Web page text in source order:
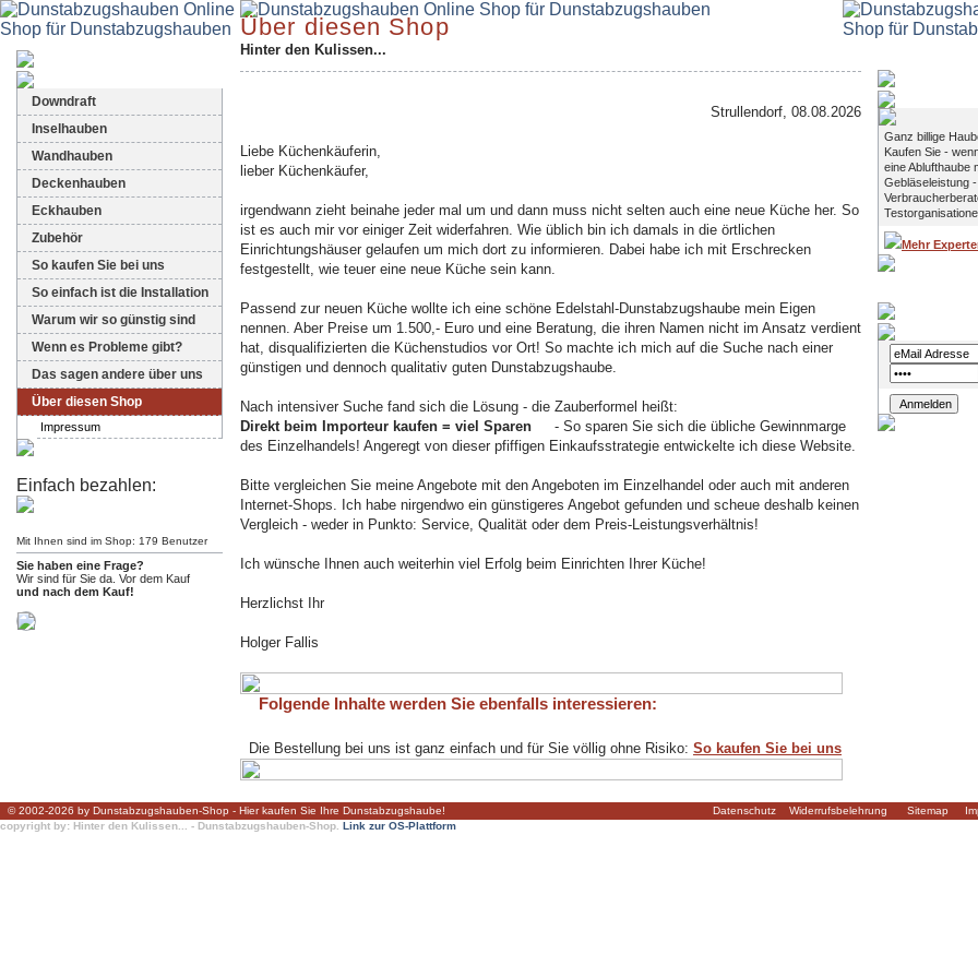
Downdraft
Inselhauben
Wandhauben
Deckenhauben
Eckhauben
Zubehör
So kaufen Sie bei uns
So einfach ist die Installation
Warum wir so günstig sind
Wenn es Probleme gibt?
Das sagen andere über uns
Über diesen Shop
Impressum
Einfach bezahlen:
Mit Ihnen sind im Shop: 179 Benutzer
Sie haben eine Frage?
Wir sind für Sie da. Vor dem Kauf
und nach dem Kauf!
Über diesen Shop
Hinter den Kulissen...
Strullendorf, 08.08.2026
Liebe Küchenkäuferin,
lieber Küchenkäufer,
irgendwann zieht beinahe jeder mal um und dann muss nicht selten auch eine neue Küche her. So
ist es auch mir vor einiger Zeit widerfahren. Wie üblich bin ich damals in die örtlichen
Einrichtungshäuser gelaufen um mich dort zu informieren. Dabei habe ich mit Erschrecken
festgestellt, wie teuer eine neue Küche sein kann.
Passend zur neuen Küche wollte ich eine schöne Edelstahl-Dunstabzugshaube mein Eigen
nennen. Aber Preise um 1.500,- Euro und eine Beratung, die ihren Namen nicht im Ansatz verdient
hat, disqualifizierten die Küchenstudios vor Ort! So machte ich mich auf die Suche nach einer
günstigen und dennoch qualitativ guten Dunstabzugshaube.
Nach intensiver Suche fand sich die Lösung - die Zauberformel heißt:
Direkt beim Importeur kaufen = viel Sparen
- So sparen Sie sich die übliche Gewinnmarge
des Einzelhandels! Angeregt von dieser pfiffigen Einkaufsstrategie entwickelte ich diese Website.
Bitte vergleichen Sie meine Angebote mit den Angeboten im Einzelhandel oder auch mit anderen
Internet-Shops. Ich habe nirgendwo ein günstigeres Angebot gefunden und scheue deshalb keinen
Vergleich - weder in Punkto: Service, Qualität oder dem Preis-Leistungsverhältnis!
Ich wünsche Ihnen auch weiterhin viel Erfolg beim Einrichten Ihrer Küche!
Herzlichst Ihr
Holger Fallis
Folgende Inhalte werden Sie ebenfalls interessieren:
Die Bestellung bei uns ist ganz einfach und für Sie völlig ohne Risiko: So kaufen Sie bei uns
Ganz billige
Kaufen Sie -
eine Ablufthaube
Gebläseleistung
Mehr
© 2002-2026 by Dunstabzugshauben-Shop - Hier kaufen Sie Ihre Dunstabzugshaube! Datenschutz Widerrufsbelehrung Sitemap
copyright by: Hinter den Kulissen... - Dunstabzugshauben-Shop. Link zur OS-Plattform